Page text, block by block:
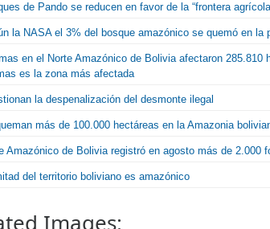
de Pando se reducen en favor de la “frontera
la NASA el 3% del bosque amazónico se quemó en la
en el Norte Amazónico de Bolivia afectaron 285.810
es la zona más afectada
la despenalización del desmonte ilegal
más de 100.000 hectáreas en la Amazonia
Amazónico de Bolivia registró en agosto más de 2.000
del territorio boliviano es amazónico
Images: